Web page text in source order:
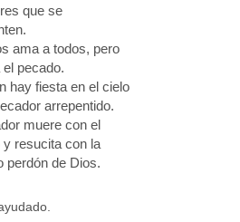
que se
ama a todos, pero
pecado.
hay fiesta en el cielo
arrepentido.
muere con el
y resucita con la
perdón de Dios.